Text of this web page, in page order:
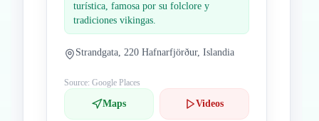
turística, famosa por su folclore y
tradiciones vikingas.
Strandgata, 220 Hafnarfjörður, Islandia
Source: Google Places
Maps Videos